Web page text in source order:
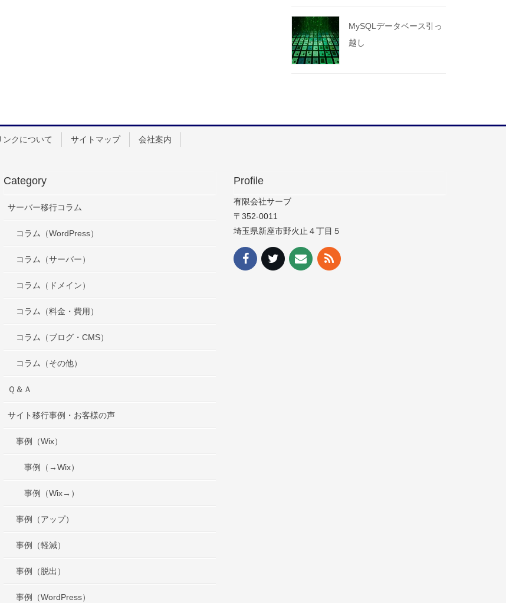
MySQLデータベース引っ
越し
ンクについて サイトマップ 会社案内
Category
サーバー移行コラム
コラム（WordPress）
コラム（サーバー）
コラム（ドメイン）
コラム（料金・費用）
コラム（ブログ・CMS）
コラム（その他）
Ｑ＆Ａ
サイト移行事例・お客様の声
事例（Wix）
事例（→Wix）
事例（Wix→）
事例（アップ）
事例（軽減）
事例（脱出）
事例（WordPress）
Profile
有限会社サーブ
〒352-0011
埼玉県新座市野火止４丁目５